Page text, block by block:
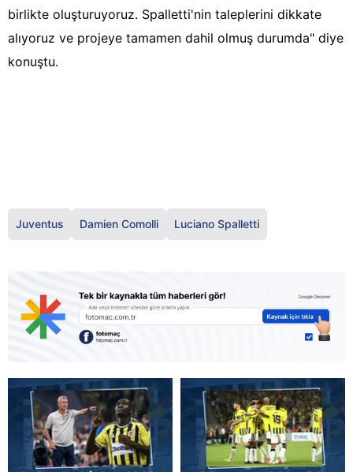
birlikte oluşturuyoruz. Spalletti'nin taleplerini dikkate
alıyoruz ve projeye tamamen dahil olmuş durumda" diye
konuştu.
Juventus Damien Comolli Luciano Spalletti